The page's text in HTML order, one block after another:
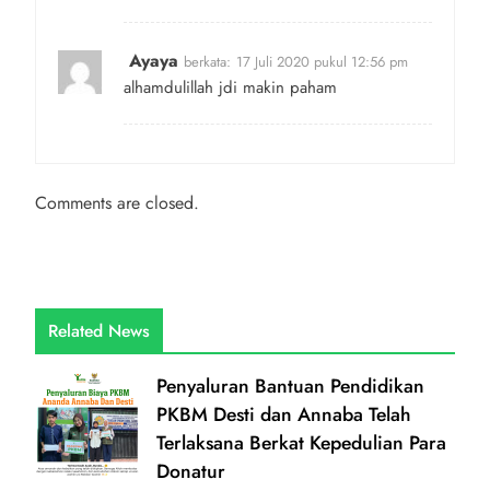
Ayaya berkata: 17 Juli 2020 pukul 12:56 pm
alhamdulillah jdi makin paham
Comments are closed.
Related News
Penyaluran Bantuan Pendidikan
PKBM Desti dan Annaba Telah
Terlaksana Berkat Kepedulian Para
Donatur